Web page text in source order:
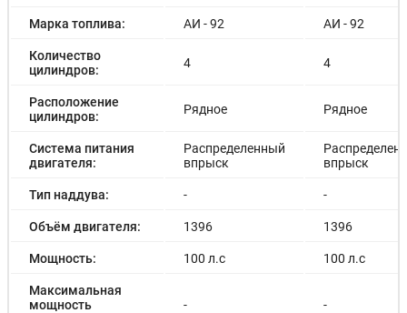
Марка топлива: АИ - 92 АИ - 92
Количество
цилиндров:
4 4
Расположение
цилиндров:
Рядное Рядное
Система питания
двигателя:
Распределенный
впрыск
впрыск
Тип наддува: - -
Объём двигателя: 1396 1396
Мощность: 100 л.с 100 л.с
Максимальная
мощность
- -